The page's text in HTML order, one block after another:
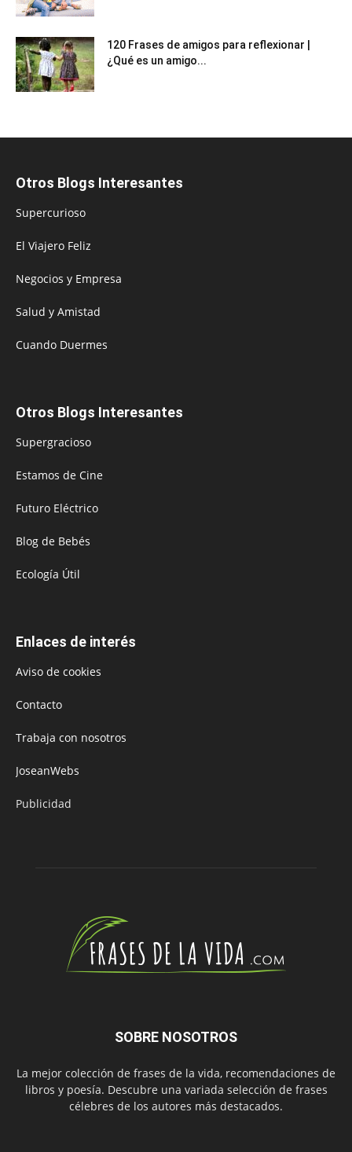
120 Frases de amigos para reflexionar |
¿Qué es un amigo...
Otros Blogs Interesantes
Supercurioso
El Viajero Feliz
Negocios y Empresa
Salud y Amistad
Cuando Duermes
Otros Blogs Interesantes
Supergracioso
Estamos de Cine
Futuro Eléctrico
Blog de Bebés
Ecología Útil
Enlaces de interés
Aviso de cookies
Contacto
Trabaja con nosotros
JoseanWebs
Publicidad
SOBRE NOSOTROS
La mejor colección de frases de la vida, recomendaciones de
libros y poesía. Descubre una variada selección de frases
célebres de los autores más destacados.